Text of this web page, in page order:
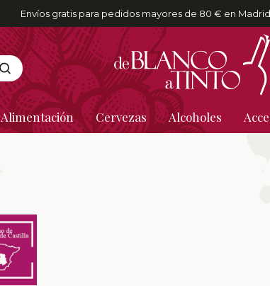
Envíos gratis para pedidos mayores de 80 € en
Alimentación Cervezas Alcoholes